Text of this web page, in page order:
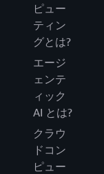
ピュー
ティン
グとは?
エージ
ェンテ
ィック
AI とは?
クラウ
ドコン
ピュー